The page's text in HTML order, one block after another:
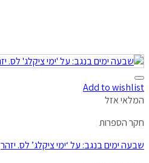
Add to wishlist
המלאי אזל
חקר הספרות
שבעה ימים בנגב: על ‘ימי ציקלג’ לס. יזהר